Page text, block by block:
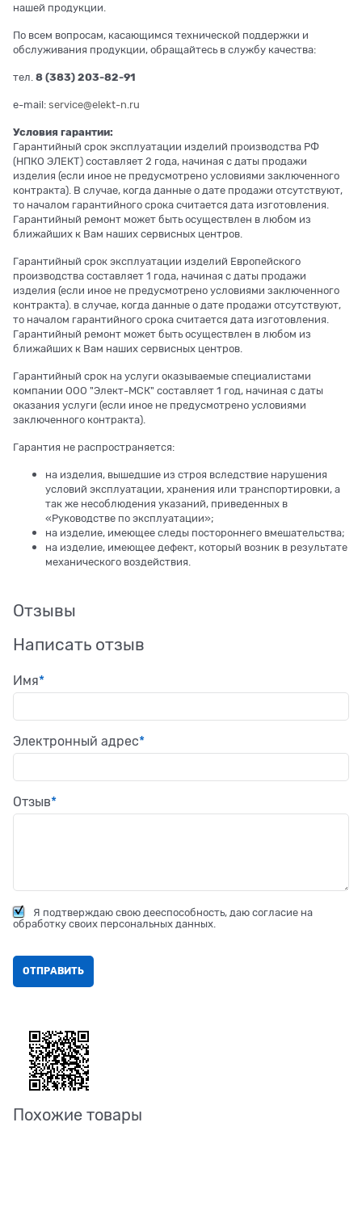
нашей продукции.
По всем вопросам, касающимся технической поддержки и
обслуживания продукции, обращайтесь в службу качества:
тел. 8 (383) 203-82-91
e-mail: service@elekt-n.ru
Условия гарантии:
Гарантийный срок эксплуатации изделий производства РФ
(НПКО ЭЛЕКТ) составляет 2 года, начиная с даты продажи
изделия (если иное не предусмотрено условиями заключенного
контракта). В случае, когда данные о дате продажи отсутствуют,
то началом гарантийного срока считается дата изготовления.
Гарантийный ремонт может быть осуществлен в любом из
ближайших к Вам наших сервисных центров.
Гарантийный срок эксплуатации изделий Европейского
производства составляет 1 года, начиная с даты продажи
изделия (если иное не предусмотрено условиями заключенного
контракта). в случае, когда данные о дате продажи отсутствуют,
то началом гарантийного срока считается дата изготовления.
Гарантийный ремонт может быть осуществлен в любом из
ближайших к Вам наших сервисных центров.
Гарантийный срок на услуги оказываемые специалистами
компании ООО "Элект-МСК" составляет 1 год, начиная с даты
оказания услуги (если иное не предусмотрено условиями
заключенного контракта).
Гарантия не распространяется:
на изделия, вышедшие из строя вследствие нарушения
условий эксплуатации, хранения или транспортировки, а
так же несоблюдения указаний, приведенных в
«Руководстве по эксплуатации»;
на изделие, имеющее следы постороннего вмешательства;
на изделие, имеющее дефект, который возник в результате
механического воздействия.
Отзывы
Написать отзыв
Имя
Электронный адрес
Отзыв
Я подтверждаю свою дееспособность, даю согласие на
обработку своих персональных данных.
Похожие товары